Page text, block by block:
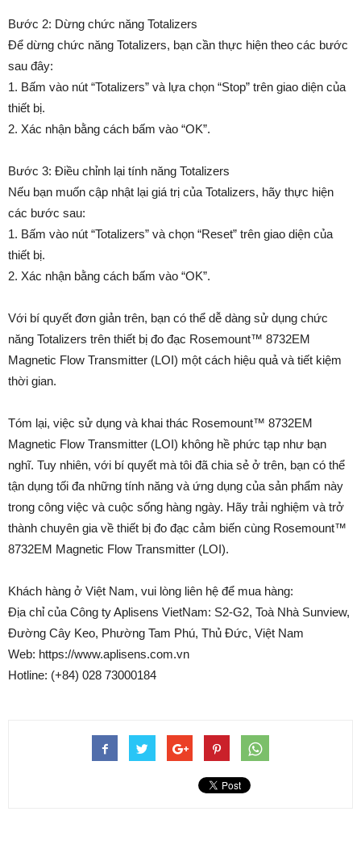
Bước 2: Dừng chức năng Totalizers
Để dừng chức năng Totalizers, bạn cần thực hiện theo các bước
sau đây:
1. Bấm vào nút “Totalizers” và lựa chọn “Stop” trên giao diện của
thiết bị.
2. Xác nhận bằng cách bấm vào “OK”.
Bước 3: Điều chỉnh lại tính năng Totalizers
Nếu bạn muốn cập nhật lại giá trị của Totalizers, hãy thực hiện
các bước sau:
1. Bấm vào nút “Totalizers” và chọn “Reset” trên giao diện của
thiết bị.
2. Xác nhận bằng cách bấm vào “OK”.
Với bí quyết đơn giản trên, bạn có thể dễ dàng sử dụng chức
năng Totalizers trên thiết bị đo đạc Rosemount™ 8732EM
Magnetic Flow Transmitter (LOI) một cách hiệu quả và tiết kiệm
thời gian.
Tóm lại, việc sử dụng và khai thác Rosemount™ 8732EM
Magnetic Flow Transmitter (LOI) không hề phức tạp như bạn
nghĩ. Tuy nhiên, với bí quyết mà tôi đã chia sẻ ở trên, bạn có thể
tận dụng tối đa những tính năng và ứng dụng của sản phẩm này
trong công việc và cuộc sống hàng ngày. Hãy trải nghiệm và trở
thành chuyên gia về thiết bị đo đạc cảm biến cùng Rosemount™
8732EM Magnetic Flow Transmitter (LOI).
Khách hàng ở Việt Nam, vui lòng liên hệ để mua hàng:
Địa chỉ của Công ty Aplisens VietNam: S2-G2, Toà Nhà Sunview,
Đường Cây Keo, Phường Tam Phú, Thủ Đức, Việt Nam
Web: https://www.aplisens.com.vn
Hotline: (+84) 028 73000184